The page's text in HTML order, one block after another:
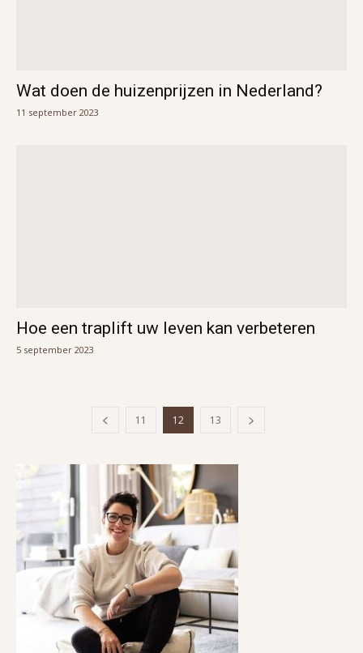
Wat doen de huizenprijzen in Nederland?
11 september 2023
Hoe een traplift uw leven kan verbeteren
5 september 2023
11 12 13